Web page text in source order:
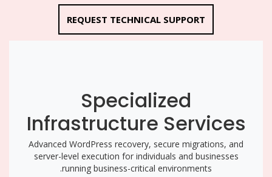
REQUEST TECHNICAL SUPPORT
Specialized
Infrastructure Services
Advanced WordPress recovery, secure migrations, and
server-level execution for individuals and businesses
running business-critical environments.